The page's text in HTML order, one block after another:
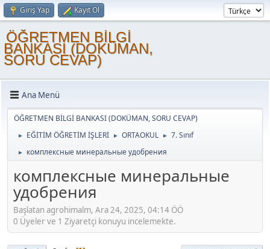
Giriş Yap Kayıt Ol
ÖĞRETMEN BİLGİ
BANKASI (DOKÜMAN,
SORU CEVAP)
Ana Menü
ÖĞRETMEN BİLGİ BANKASI (DOKÜMAN, SORU CEVAP)
► EĞİTİM ÖĞRETİM İŞLERİ ► ORTAOKUL ► 7. Sınıf
► комплексные минеральные удобрения
комплексные минеральные
удобрения
Başlatan agrohimalm, Ara 24, 2025, 04:14 ÖÖ
0 Üyeler ve 1 Ziyaretçi konuyu incelemekte.